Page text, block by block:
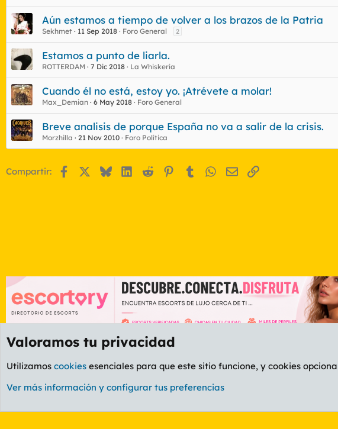
Aún estamos a tiempo de volver a los brazos de la Patria
Sekhmet 11 Sep 2018 Foro General 2
Estamos a punto de liarla.
ROTTERDAM 7 Dic 2018 La Whiskería
Cuando él no está, estoy yo. ¡Atrévete a molar!
Max_Demian 6 May 2018 Foro General
Breve analisis de porque España no va a salir de la crisis.
Morzhilla 21 Nov 2010 Foro Política
Compartir: FacebookBlueskyLinkedIn
Reddit Pinterest
Tumblr WhatsApp
EmailEnlace
Foro General
Valoramos tu privacidad
Utilizamos cookies esenciales para que este sitio funcione, y cookies
Ver más información y configurar tus preferencias